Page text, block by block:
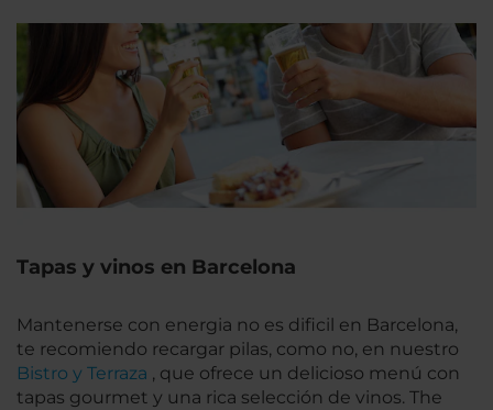
Tapas y vinos en Barcelona
Mantenerse con energia no es dificil en Barcelona,
te recomiendo recargar pilas, como no, en nuestro
Bistro y Terraza , que ofrece un delicioso menú con
tapas gourmet y una rica selección de vinos. The